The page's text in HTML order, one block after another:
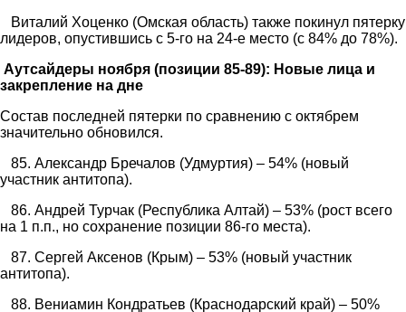
Виталий Хоценко (Омская область) также покинул пятерку
лидеров, опустившись с 5-го на 24-е место (с 84% до 78%).
Аутсайдеры ноября (позиции 85-89): Новые лица и
закрепление на дне
Состав последней пятерки по сравнению с октябрем
значительно обновился.
85. Александр Бречалов (Удмуртия) – 54% (новый
участник антитопа).
86. Андрей Турчак (Республика Алтай) – 53% (рост всего
на 1 п.п., но сохранение позиции 86-го места).
87. Сергей Аксенов (Крым) – 53% (новый участник
антитопа).
88. Вениамин Кондратьев (Краснодарский край) – 50%